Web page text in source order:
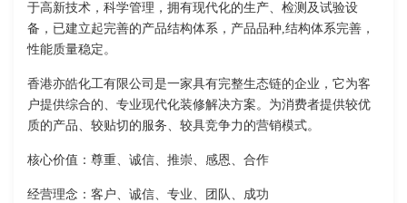
于高新技术，科学管理，拥有现代化的生产、检测及试验设
备，已建立起完善的产品结构体系，产品品种,结构体系完善，
性能质量稳定。
香港亦皓化工有限公司是一家具有完整生态链的企业，它为客
户提供综合的、专业现代化装修解决方案。为消费者提供较优
质的产品、较贴切的服务、较具竞争力的营销模式。
核心价值：尊重、诚信、推崇、感恩、合作
经营理念：客户、诚信、专业、团队、成功